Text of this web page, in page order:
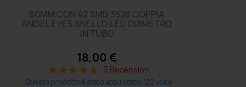
80MM CON 42 SMD 3528 COPPIA
ANGEL EYES ANELLO LED DIAMETRO
IN TUBO
18,00 €
star star star star star 3 Recensioni
Questo prodotto è stato acquistato: 122 volte